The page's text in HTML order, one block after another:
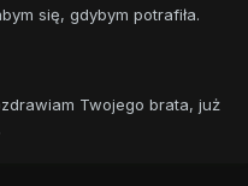
się, gdybym potrafiła.
Twojego brata, już